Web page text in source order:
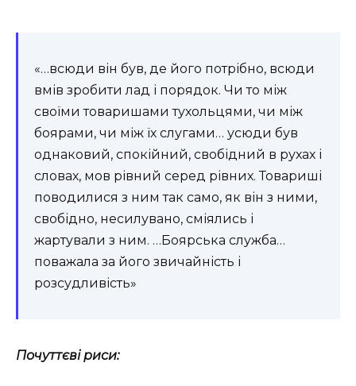
«…всюди він був, де його потрібно, всюди
вмів зробити лад і порядок. Чи то між
своїми товаришами тухольцями, чи між
боярами, чи між їх слугами… усюди був
однаковий, спокійний, свобідний в рухах і
словах, мов рівний серед рівних. Товариші
поводилися з ним так само, як він з ними,
свобідно, несилувано, сміялись і
жартували з ним. …Боярська служба…
поважала за його звичайність і
розсудливість»
Почуттєві риси: